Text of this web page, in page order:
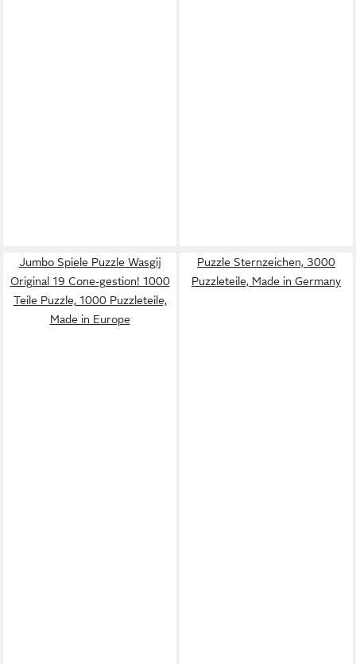
Jumbo Spiele Puzzle Wasgij
Original 19 Cone-gestion! 1000
Teile Puzzle, 1000 Puzzleteile,
Made in Europe
Puzzle Sternzeichen, 3000
Puzzleteile, Made in Germany